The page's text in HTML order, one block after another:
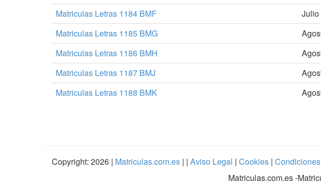
Matriculas Letras 1184 BMF
Julio
Matriculas Letras 1185 BMG
Matriculas Letras 1186 BMH
Matriculas Letras 1187 BMJ
Matriculas Letras 1188 BMK
Copyright: 2026 | Matriculas.com.es | | Aviso Legal | Cookies |
Matriculas.com.es-